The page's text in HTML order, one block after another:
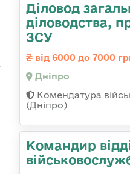
Діловод
діловодства,
ЗСУ
від 6000 до 7000
Дніпро
Комендатура
(Дніпро)
Командир